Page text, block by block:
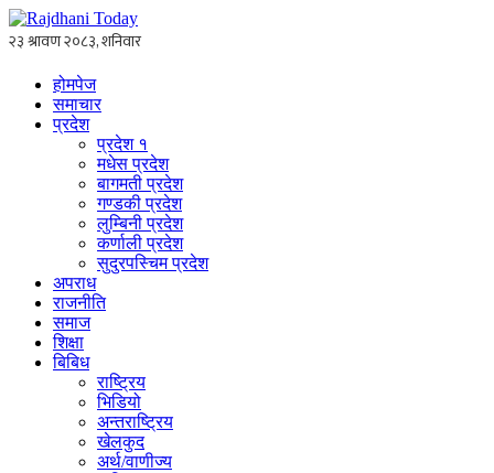
होमपेज
समाचार
प्रदेश
प्रदेश १
मधेस प्रदेश
बागमती प्रदेश
गण्डकी प्रदेश
लुम्बिनी प्रदेश
कर्णाली प्रदेश
सुदुरपस्चिम प्रदेश
अपराध
राजनीति
समाज
शिक्षा
बिबिध
राष्ट्रिय
भिडियो
अन्तराष्ट्रिय
खेलकुद
अर्थ/वाणीज्य